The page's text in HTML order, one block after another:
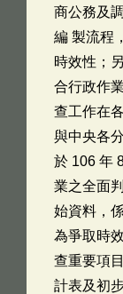
商公務及
編 製流程
時效性；
合行政作
查工作在
與中央各
於 106 年
業之全面
始資料，
為爭取時
查重要項
計表及初